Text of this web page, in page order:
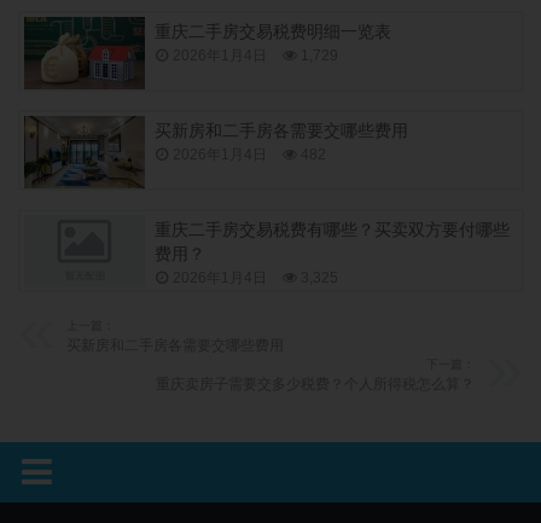
重庆二手房交易税费明细一览表
买新房和二手房各需要交哪些费用
重庆二手房交易税费有哪些？买卖双方要付哪些
费用？